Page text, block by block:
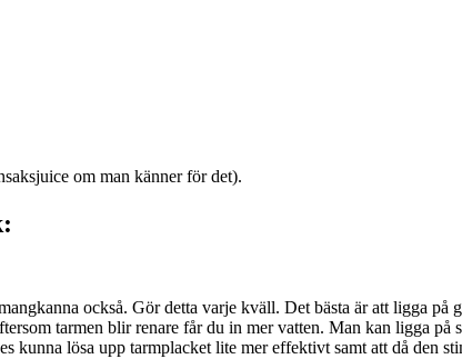
om man känner för det).
också. Gör detta varje kväll. Det bästa är att ligga
tarmen blir renare får du in mer vatten. Man kan ligga
kunna lösa upp tarmplacket lite mer effektivt samt att då den